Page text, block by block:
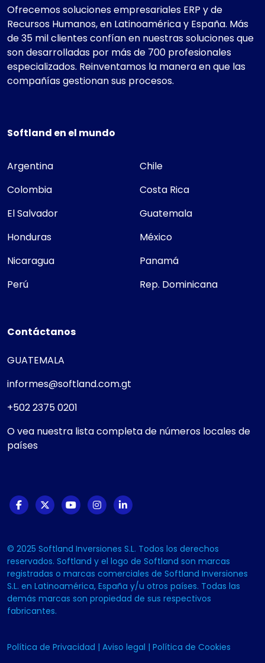
Ofrecemos soluciones empresariales ERP y de
Recursos Humanos, en Latinoamérica y España. Más
de 35 mil clientes confían en nuestras soluciones que
son desarrolladas por más de 700 profesionales
especializados. Reinventamos la manera en que las
compañías gestionan sus procesos.
Softland en el mundo
Argentina
Chile
Colombia
Costa Rica
El Salvador
Guatemala
Honduras
México
Nicaragua
Panamá
Perú
Rep. Dominicana
Contáctanos
GUATEMALA
informes@softland.com.gt
+502 2375 0201
O vea nuestra lista completa de números locales de
países
© 2025 Softland Inversiones S.L. Todos los derechos
reservados. Softland y el logo de Softland son marcas
registradas o marcas comerciales de Softland Inversiones
S.L. en Latinoamérica, España y/u otros países. Todas las
demás marcas son propiedad de sus respectivos
fabricantes.
Política de Privacidad | Aviso legal | Política de Cookies